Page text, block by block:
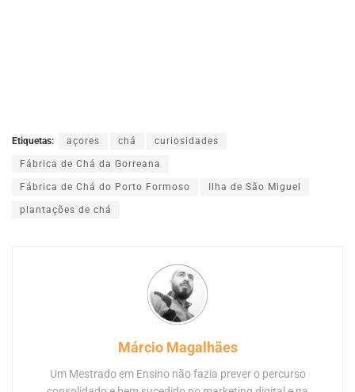
Etiquetas: açores chá curiosidades
Fábrica de Chá da Gorreana
Fábrica de Chá do Porto Formoso Ilha de São Miguel
plantações de chá
Márcio Magalhães
Um Mestrado em Ensino não fazia prever o percurso